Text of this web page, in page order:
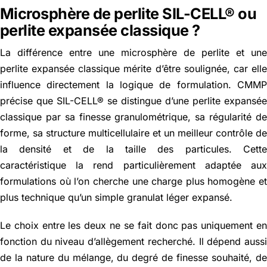
Microsphère de perlite SIL-CELL® ou
perlite expansée classique ?
La différence entre une microsphère de perlite et une
perlite expansée classique mérite d’être soulignée, car elle
influence directement la logique de formulation. CMMP
précise que SIL-CELL® se distingue d’une perlite expansée
classique par sa finesse granulométrique, sa régularité de
forme, sa structure multicellulaire et un meilleur contrôle de
la densité et de la taille des particules. Cette
caractéristique la rend particulièrement adaptée aux
formulations où l’on cherche une charge plus homogène et
plus technique qu’un simple granulat léger expansé.
Le choix entre les deux ne se fait donc pas uniquement en
fonction du niveau d’allègement recherché. Il dépend aussi
de la nature du mélange, du degré de finesse souhaité, de